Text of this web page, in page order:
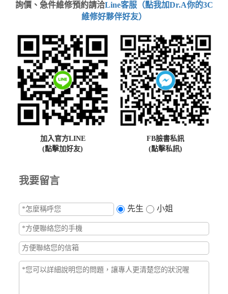
詢價、急件維修預約請洽Line客服（點我加Dr.A你的3C
維修好夥伴好友）
加入官方LINE
(點擊加好友)
FB臉書私訊
(點擊私訊)
我要留言
先生 小姐